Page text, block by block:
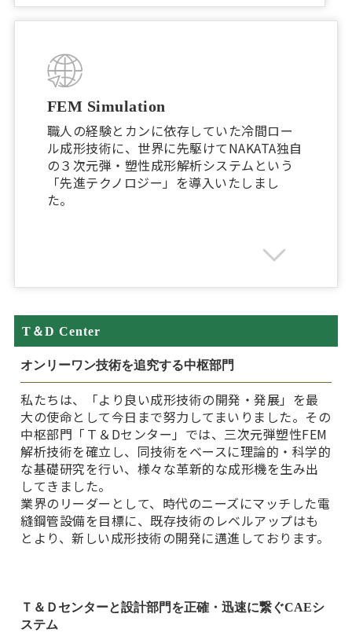
FEM Simulation
職人の経験とカンに依存していた冷間ロー
ル成形技術に、世界に先駆けてNAKATA独自
の３次元弾・塑性成形解析システムという
「先進テクノロジー」を導入いたしまし
た。
T＆D Center
オンリーワン技術を追究する中枢部門
私たちは、「より良い成形技術の開発・発展」を最
大の使命として今日まで努力してまいりました。その
中枢部門「Ｔ＆Dセンター」では、三次元弾塑性FEM
解析技術を確立し、同技術をベースに理論的・科学的
な基礎研究を行い、様々な革新的な成形機を生み出
してきました。
業界のリーダーとして、時代のニーズにマッチした電
縫鋼管設備を目標に、既存技術のレベルアップはも
とより、新しい成形技術の開発に邁進しております。
Ｔ＆Ｄセンターと設計部門を正確・迅速に繋ぐCAEシ
ステム